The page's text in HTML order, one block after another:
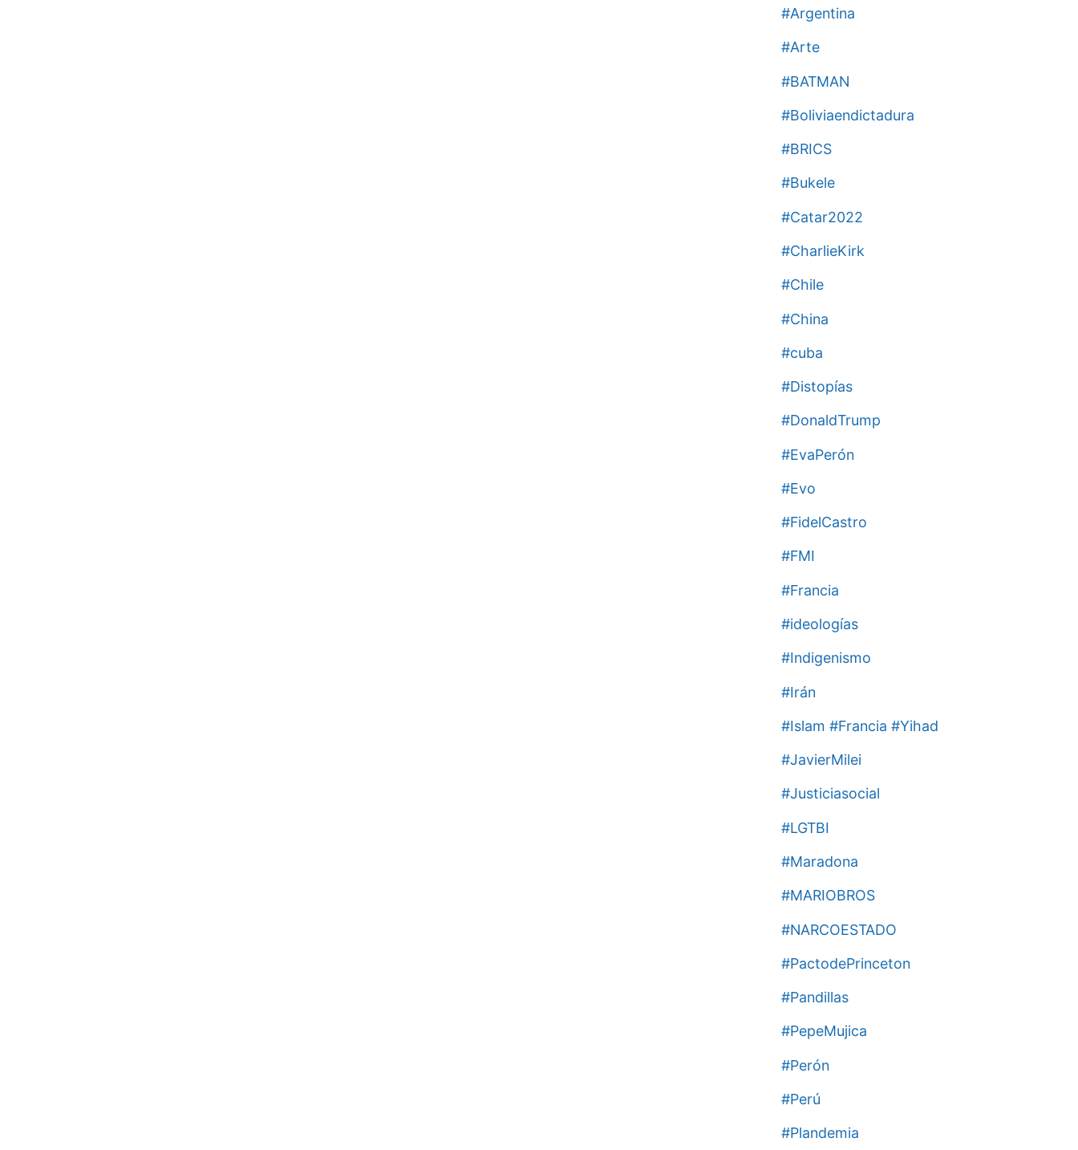
#Argentina
#Arte
#BATMAN
#Boliviaendictadura
#BRICS
#Bukele
#Catar2022
#CharlieKirk
#Chile
#China
#cuba
#Distopías
#DonaldTrump
#EvaPerón
#Evo
#FidelCastro
#FMI
#Francia
#ideologías
#Indigenismo
#Irán
#Islam #Francia #Yihad
#JavierMilei
#Justiciasocial
#LGTBI
#Maradona
#MARIOBROS
#NARCOESTADO
#PactodePrinceton
#Pandillas
#PepeMujica
#Perón
#Perú
#Plandemia